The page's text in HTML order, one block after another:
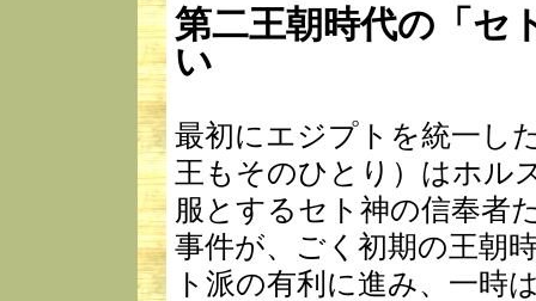
第二王朝時代の「セ
い
最初にエジプトを統一し
王もそのひとり）はホル
服とするセト神の信奉者
事件が、ごく初期の王朝
ト派の有利に進み、一時